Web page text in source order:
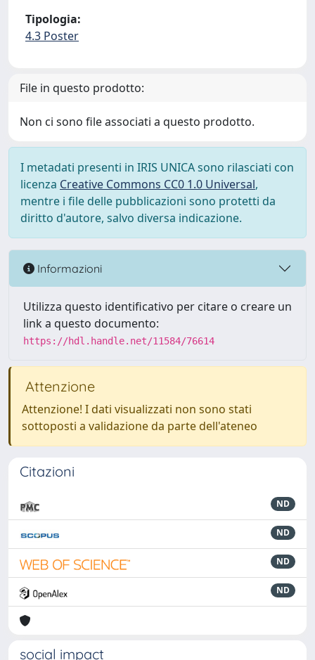
Tipologia:
4.3 Poster
File in questo prodotto:
Non ci sono file associati a questo prodotto.
I metadati presenti in IRIS UNICA sono rilasciati con
licenza Creative Commons CC0 1.0 Universal,
mentre i file delle pubblicazioni sono protetti da
diritto d'autore, salvo diversa indicazione.
Informazioni
Utilizza questo identificativo per citare o creare un
link a questo documento:
https://hdl.handle.net/11584/76614
Attenzione
Attenzione! I dati visualizzati non sono stati
sottoposti a validazione da parte dell'ateneo
Citazioni
ND
ND
ND
ND
social impact